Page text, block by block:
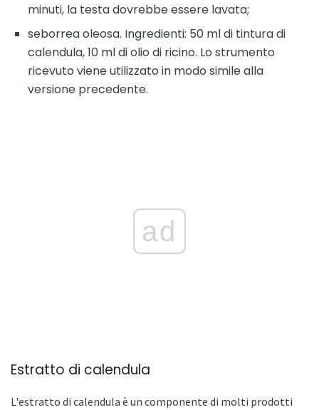
minuti, la testa dovrebbe essere lavata;
seborrea oleosa. Ingredienti: 50 ml di tintura di
calendula, 10 ml di olio di ricino. Lo strumento
ricevuto viene utilizzato in modo simile alla
versione precedente.
ad
Estratto di calendula
L'estratto di calendula è un componente di molti prodotti